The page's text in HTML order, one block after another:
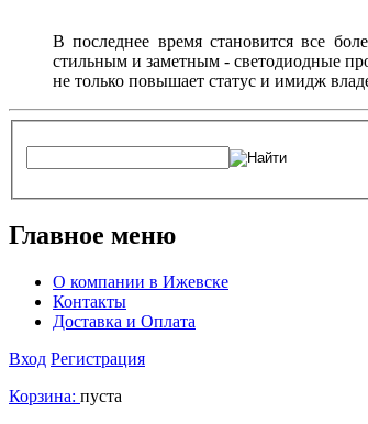
В последнее время становится все
стильным и заметным - светодиодные
не только повышает статус и имидж
Главное меню
О компании в Ижевске
Контакты
Доставка и Оплата
Вход Регистрация
Корзина: пуста